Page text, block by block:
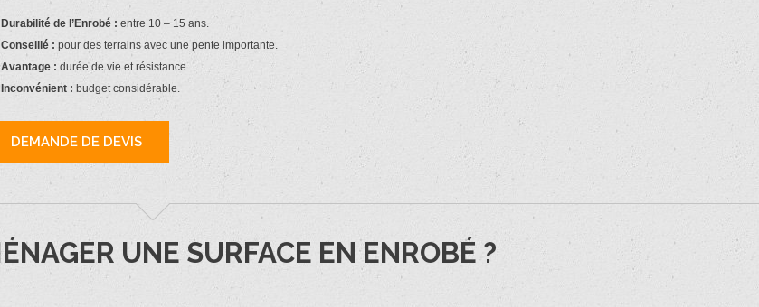
Durabilité de l’Enrobé : entre 10 – 15 ans.
Conseillé : pour des terrains avec une pente importante.
Avantage : durée de vie et résistance.
Inconvénient : budget considérable.
DEMANDE DE DEVIS
UNE SURFACE EN ENROBÉ ?